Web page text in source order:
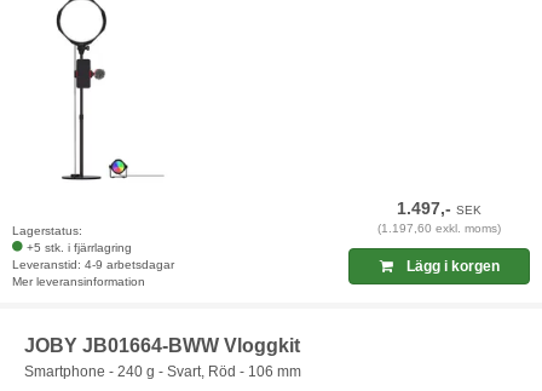
Lagerstatus:
+5 stk. i fjärrlagring
Leveranstid: 4-9 arbetsdagar
Mer leveransinformation
1.497,-SEK
(1.197,60 exkl. moms)
Lägg i korgen
JOBY JB01664-BWW Vloggkit
Smartphone - 240 g - Svart, Röd - 106 mm